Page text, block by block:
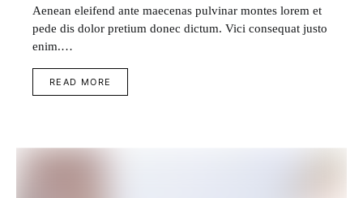
Aenean eleifend ante maecenas pulvinar montes lorem et
pede dis dolor pretium donec dictum. Vici consequat justo
enim.…
READ MORE